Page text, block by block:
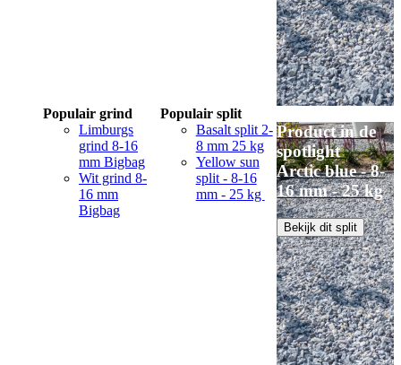
Populair grind
Limburgs
grind 8-16
mm Bigbag
Wit grind 8-
16 mm
Bigbag
Populair split
Basalt split 2-
8 mm 25 kg
Yellow sun
split - 8-16
mm - 25 kg
Product in de
spotlight
Arctic blue - 8-
16 mm - 25 kg
Bekijk dit split